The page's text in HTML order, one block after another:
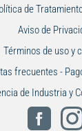
de
Aviso de
Términos de uso y
frecuentes -
de Industria y